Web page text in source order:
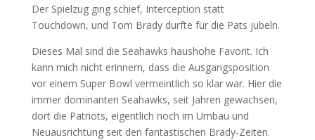
Der Spielzug ging schief, Interception statt
Touchdown, und Tom Brady durfte für die Pats jubeln.
Dieses Mal sind die Seahawks haushohe Favorit. Ich
kann mich nicht erinnern, dass die Ausgangsposition
vor einem Super Bowl vermeintlich so klar war. Hier die
immer dominanten Seahawks, seit Jahren gewachsen,
dort die Patriots, eigentlich noch im Umbau und
Neuausrichtung seit den fantastischen Brady-Zeiten.